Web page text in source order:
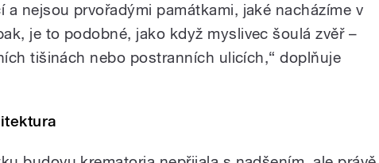
a nejsou prvořadými památkami, jaké nacházíme v
je to podobné, jako když myslivec šoulá zvěř –
tišinách nebo postranních ulicích,“ doplňuje